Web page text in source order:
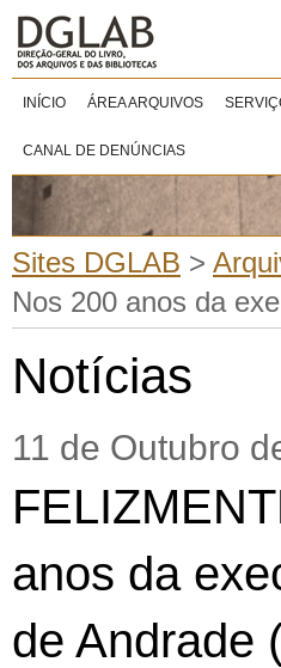
INÍCIO ÁREA ARQUIVOS
CANAL DE DENÚNCIAS
Sites DGLAB >
Nos 200 anos da
Notícias
11 de Outubro
anos da
de Andrade